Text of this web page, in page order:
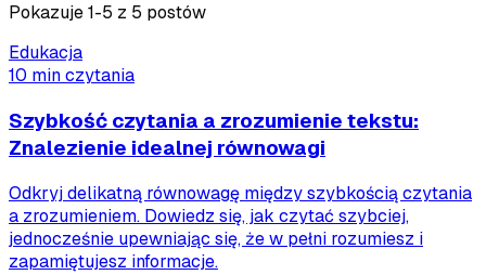
Pokazuje1-5 z 5 postów
Edukacja
10 min czytania
Szybkość czytania a zrozumienie tekstu:
Znalezienie idealnej równowagi
Odkryj delikatną równowagę między szybkością czytania
a zrozumieniem. Dowiedz się, jak czytać szybciej,
jednocześnie upewniając się, że w pełni rozumiesz i
zapamiętujesz informacje.